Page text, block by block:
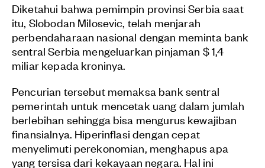
Diketahui bahwa pemimpin provinsi Serbia saat
itu, Slobodan Milosevic, telah menjarah
perbendaharaan nasional dengan meminta bank
sentral Serbia mengeluarkan pinjaman $ 1,4
miliar kepada kroninya.
Pencurian tersebut memaksa bank sentral
pemerintah untuk mencetak uang dalam jumlah
berlebihan sehingga bisa mengurus kewajiban
finansialnya. Hiperinflasi dengan cepat
menyelimuti perekonomian, menghapus apa
yang tersisa dari kekayaan negara. Hal ini